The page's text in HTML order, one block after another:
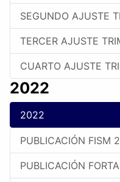
SEGUNDO AJUSTE
TERCER AJUSTE
CUARTO AJUSTE
2022
2022
PUBLICACIÓN FISM
PUBLICACIÓN